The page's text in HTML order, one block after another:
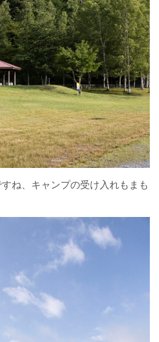
ね、キャンプの受け入れもまも